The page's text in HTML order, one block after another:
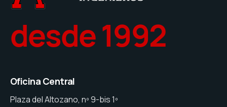
desde 1992
Oficina Central
Plaza del Altozano, nº 9-bis 1º